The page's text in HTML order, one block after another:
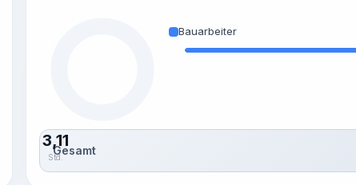
3,11
Std.
Bauarbeiter
Gesamt